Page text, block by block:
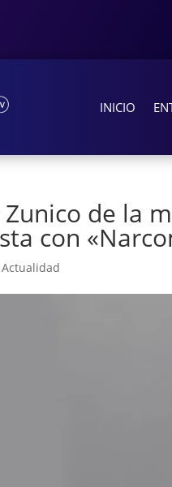
INICIO
de la
con
Actualidad